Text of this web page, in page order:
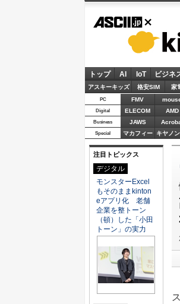
ASCII.jp
kintone
トップ AI IoT ビジネ
アスキーキッズ 格安SIM 家
PC FMV
Digital ELECOM AMD
Business JAWS
Special マカフィー キヤノ
注目トピックス
デジタル
モンスターExcel
もそのままkinton
eアプリ化 老舗
企業を整トーン
（頓）した「小田
トーン」の実力